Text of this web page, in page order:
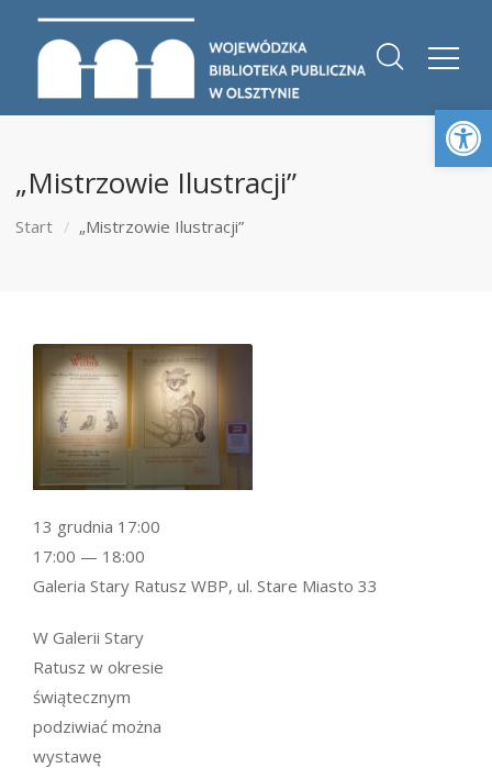
„Mistrzowie Ilustracji”
Start „Mistrzowie Ilustracji”
W Galerii Stary
Ratusz w okresie
świątecznym
podziwiać można
wystawę
13 grudnia 17:00
17:00 — 18:00
Galeria Stary Ratusz WBP, ul. Stare Miasto 33